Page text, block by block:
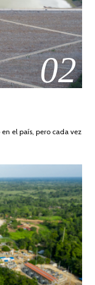
02
el país, pero cada vez